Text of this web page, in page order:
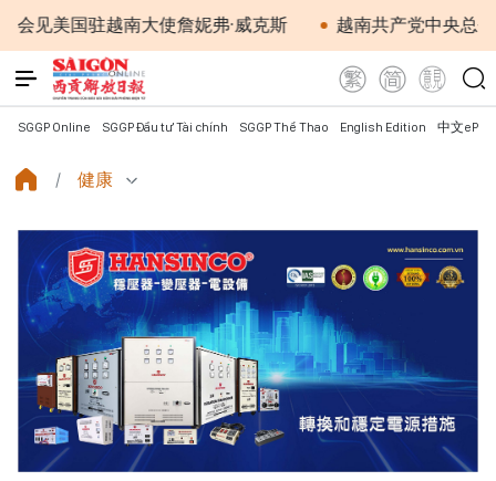
驻越南大使詹妮弗·威克斯 越南共产党中央总书记、国
SGGP Online SGGP Đầu tư Tài chính SGGP Thể Thao English Edition 中文
健康